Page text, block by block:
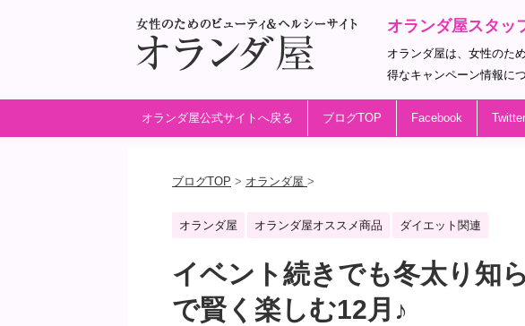
オランダ屋スタッ
オランダ屋は、女性のた
得なキャンペーン情報に
オランダ屋公式サイトへ戻る ブログTOP Facebook Twitter
ブログTOP > オランダ屋 >
オランダ屋 オランダ屋オススメ商品 ダイエット関連
イベント続きでも冬太り知
で賢く楽しむ12月♪